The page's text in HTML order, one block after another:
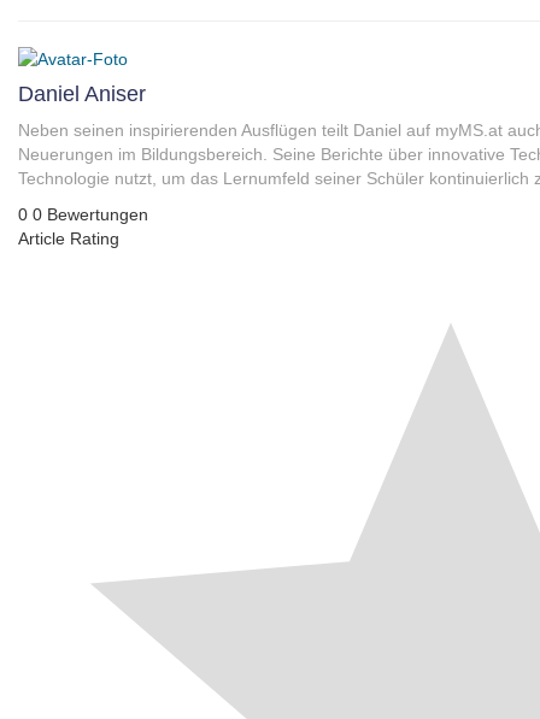
Daniel Aniser
Neben seinen inspirierenden Ausflügen teilt Daniel auf myMS.at
Neuerungen im Bildungsbereich. Seine Berichte über innovative
Technologie nutzt, um das Lernumfeld seiner Schüler kontinuierlich
0 0 Bewertungen
Article Rating